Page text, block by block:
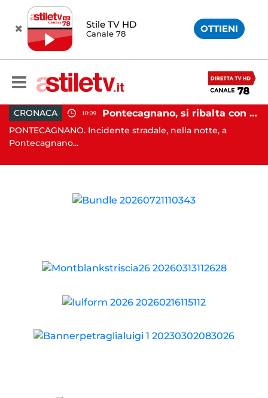
Stile TV HD
Canale 78 OTTIENI
CRONACA 10:09 Pontecagnano, si ribalta con l'auto alla rotatoria: giovane ferito
PONTECAGNANO. Incidente stradale, nella notte, a
Pontecagnano...